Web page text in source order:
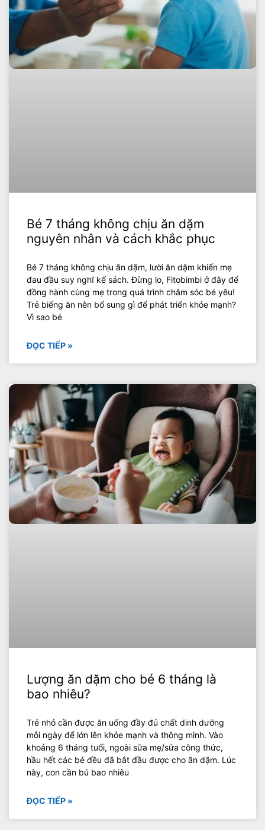
Bé 7 tháng không chịu ăn dặm
nguyên nhân và cách khắc phục
Bé 7 tháng không chịu ăn dặm, lười ăn dặm khiến mẹ
đau đầu suy nghĩ kế sách. Đừng lo, Fitobimbi ở đây để
đồng hành cùng mẹ trong quá trình chăm sóc bé yêu!
Trẻ biếng ăn nên bổ sung gì để phát triển khỏe mạnh?
Vì sao bé
ĐỌC TIẾP »
Lượng ăn dặm cho bé 6 tháng là
bao nhiêu?
Trẻ nhỏ cần được ăn uống đầy đủ chất dinh dưỡng
mỗi ngày để lớn lên khỏe mạnh và thông minh. Vào
khoảng 6 tháng tuổi, ngoài sữa mẹ/sữa công thức,
hầu hết các bé đều đã bắt đầu được cho ăn dặm. Lúc
này, con cần bú bao nhiêu
ĐỌC TIẾP »